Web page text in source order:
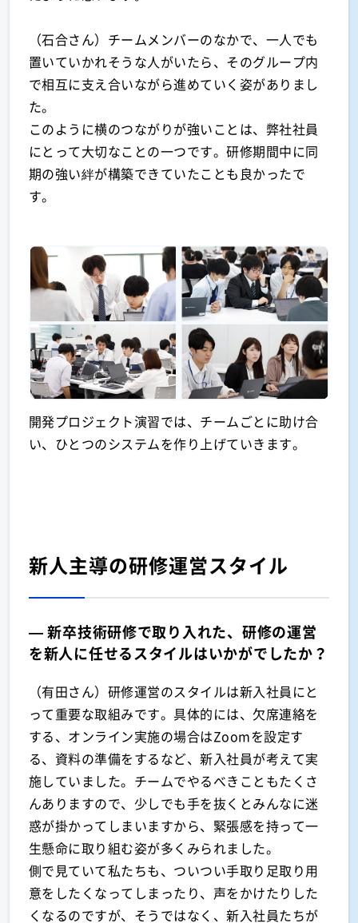
（石合さん）チームメンバーのなかで、一人でも
置いていかれそうな人がいたら、そのグループ内
で相互に支え合いながら進めていく姿がありまし
た。
このように横のつながりが強いことは、弊社社員
にとって大切なことの一つです。研修期間中に同
期の強い絆が構築できていたことも良かったで
す。
開発プロジェクト演習では、チームごとに助け合
い、ひとつのシステムを作り上げていきます。
新人主導の研修運営スタイル
— 新卒技術研修で取り入れた、研修の運営
を新人に任せるスタイルはいかがでしたか？
（有田さん）研修運営のスタイルは新入社員にと
って重要な取組みです。具体的には、欠席連絡を
する、オンライン実施の場合はZoomを設定す
る、資料の準備をするなど、新入社員が考えて実
施していました。チームでやるべきこともたくさ
んありますので、少しでも手を抜くとみんなに迷
惑が掛かってしまいますから、緊張感を持って一
生懸命に取り組む姿が多くみられました。
側で見ていて私たちも、ついつい手取り足取り用
意をしたくなってしまったり、声をかけたりした
くなるのですが、そうではなく、新入社員たちが